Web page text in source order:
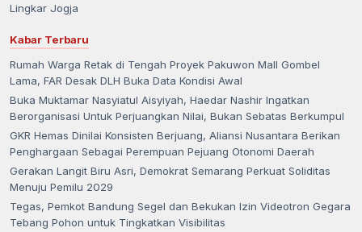
Lingkar Jogja
Kabar Terbaru
Rumah Warga Retak di Tengah Proyek Pakuwon Mall Gombel
Lama, FAR Desak DLH Buka Data Kondisi Awal
Buka Muktamar Nasyiatul Aisyiyah, Haedar Nashir Ingatkan
Berorganisasi Untuk Perjuangkan Nilai, Bukan Sebatas Berkumpul
GKR Hemas Dinilai Konsisten Berjuang, Aliansi Nusantara Berikan
Penghargaan Sebagai Perempuan Pejuang Otonomi Daerah
Gerakan Langit Biru Asri, Demokrat Semarang Perkuat Soliditas
Menuju Pemilu 2029
Tegas, Pemkot Bandung Segel dan Bekukan Izin Videotron Gegara
Tebang Pohon untuk Tingkatkan Visibilitas